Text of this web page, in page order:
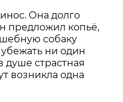
Она долго
предложил копьё,
собаку
ни один
душе страстная
возникла одна